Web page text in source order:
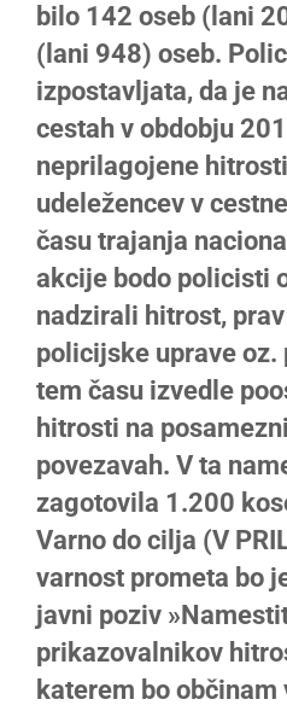
bilo 142 oseb (lani
(lani 948) oseb.
izpostavljata, da je
cestah v obdobju
neprilagojene
udeležencev v
času trajanja
akcije bodo policisti
nadzirali hitrost,
policijske uprave
tem času izvedle
hitrosti na
povezavah. V ta
zagotovila 1.200
Varno do cilja (V
varnost prometa bo
javni poziv
prikazovalnikov
katerem bo občinam